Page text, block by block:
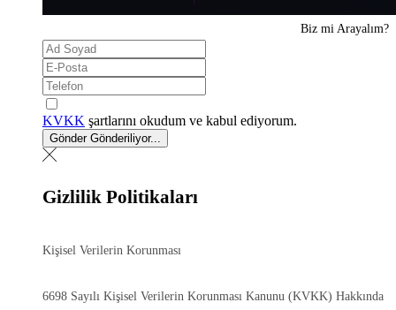
Biz mi Arayalım?
KVKK şartlarını okudum ve kabul ediyorum.
Gönder Gönderiliyor...
Gizlilik Politikaları
Kişisel Verilerin Korunması
6698 Sayılı Kişisel Verilerin Korunması Kanunu (KVKK) Hakkında